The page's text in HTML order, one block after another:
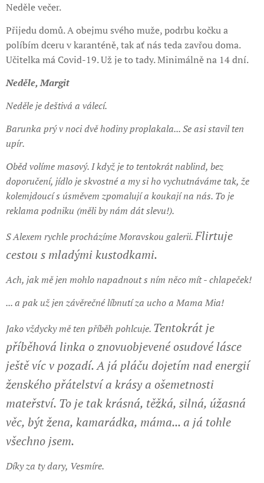
Neděle večer.
Přijedu domů. A obejmu svého muže, podrbu kočku a
políbím dceru v karanténě, tak ať nás teda zavřou doma.
Učitelka má Covid-19. Už je to tady. Minimálně na 14 dní.
Neděle, Margit
Neděle je deštivá a válecí.
Barunka prý v noci dvě hodiny proplakala... Se asi stavil ten
upír.
Oběd volíme masový. I když je to tentokrát nablind, bez
doporučení, jídlo je skvostné a my si ho vychutnáváme tak, že
kolemjdoucí s úsměvem zpomalují a koukají na nás. To je
reklama podniku (měli by nám dát slevu!).
S Alexem rychle procházíme Moravskou galerii.Flirtuje
cestou s mladými kustodkami.
Ach, jak mě jen mohlo napadnout s ním něco mít - chlapeček!
... a pak už jen závěrečné líbnutí za ucho a Mama Mia!
Jako vždycky mě ten příběh pohlcuje. Tentokrát je
příběhová linka o znovuobjevené osudové lásce
ještě víc v pozadí.A já pláču dojetím nad energií
ženského přátelství a krásy a ošemetnosti
mateřství. To je tak krásná, těžká, silná, úžasná
věc, být žena, kamarádka, máma... a já tohle
všechno jsem.
Díky za ty dary, Vesmíre.